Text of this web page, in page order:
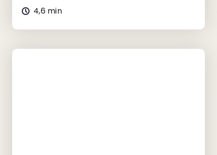
4,6 min